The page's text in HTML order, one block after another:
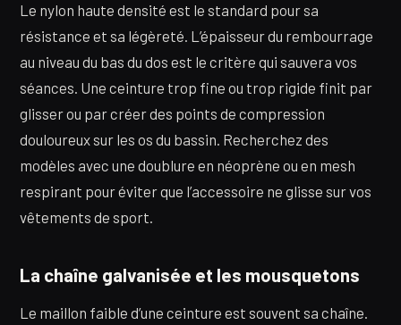
Le nylon haute densité est le standard pour sa
résistance et sa légèreté. L’épaisseur du rembourrage
au niveau du bas du dos est le critère qui sauvera vos
séances. Une ceinture trop fine ou trop rigide finit par
glisser ou par créer des points de compression
douloureux sur les os du bassin. Recherchez des
modèles avec une doublure en néoprène ou en mesh
respirant pour éviter que l’accessoire ne glisse sur vos
vêtements de sport.
La chaîne galvanisée et les mousquetons
Le maillon faible d’une ceinture est souvent sa chaîne.